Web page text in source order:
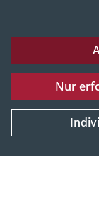
UNESCO
[Mehr
© 2026 Museum
Eberhard Karls
Datenschutz
Service und
Nur